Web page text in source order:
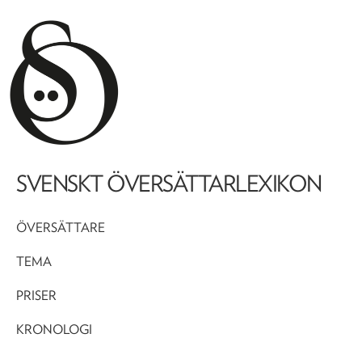
SVENSKT ÖVERSÄTTARLEXIKON
ÖVERSÄTTARE
TEMA
PRISER
KRONOLOGI